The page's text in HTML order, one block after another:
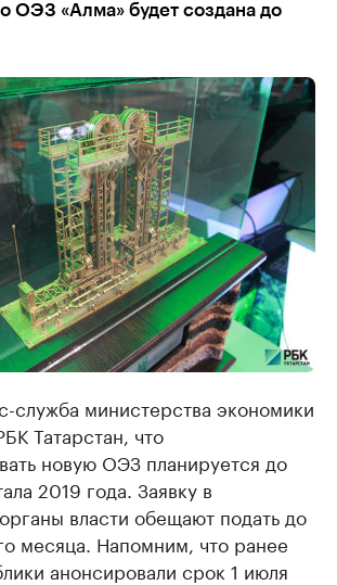
ОЭЗ «Алма» будет создана до
служба министерства экономики
Татарстан, что
новую ОЭЗ планируется до
2019 года. Заявку в
власти обещают подать до
месяца. Напомним, что ранее
анонсировали срок 1 июля